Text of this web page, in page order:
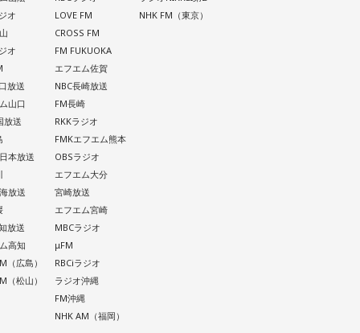
オ
オ
放送
山口
放送
本放送
放送
放送
高知
（広島）
（松山）
LOVE FM
CROSS FM
FM FUKUOKA
エフエム佐賀
NBC長崎放送
FM長崎
RKKラジオ
FMKエフエム熊本
OBSラジオ
エフエム大分
宮崎放送
エフエム宮崎
MBCラジオ
μFM
RBCiラジオ
ラジオ沖縄
FM沖縄
NHK AM（福岡）
NHK FM（東京）